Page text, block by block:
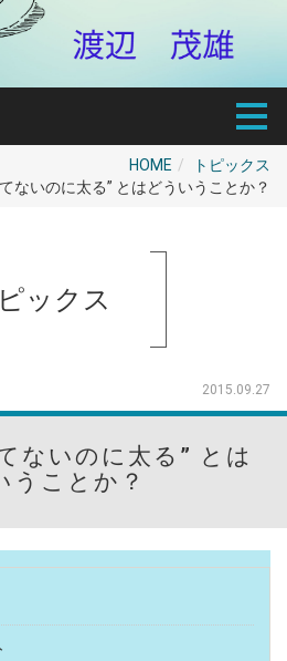
HOME
トピックス
ないのに太る” とはどういうことか？
ックス
2015.09.27
ないのに太る” とは
うことか？